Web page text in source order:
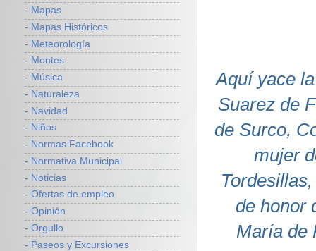
Aquí yace
Suarez de
de Surco,
mujer
de honor
María de
- Mapas
- Mapas Históricos
- Meteorología
- Montes
- Música
- Naturaleza
- Navidad
- Niños
- Normas Facebook
- Normativa Municipal
- Noticias
- Ofertas de empleo
- Opinión
- Orgullo
- Paseos y Excursiones